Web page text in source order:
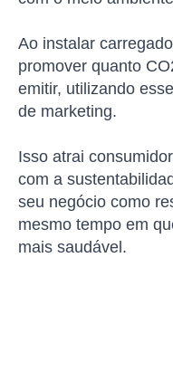
Ao instalar
promover quanto
emitir, utilizando
de marketing.
Isso atrai
com a
seu negócio como
mesmo tempo em
mais saudável.